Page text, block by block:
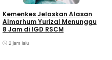
Kemenkes Jelaskan Alasan
Almarhum Yurizal Menunggu
8 Jam di IGD RSCM
2 jam lalu